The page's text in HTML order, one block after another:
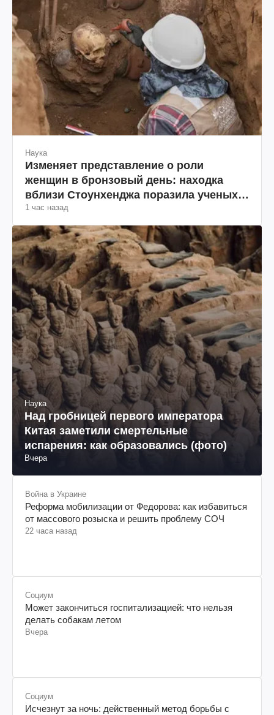
Наука
Изменяет представление о роли
женщин в бронзовый день: находка
вблизи Стоунхенджа поразила ученых
(фото)
1 час назад
Наука
Над гробницей первого императора
Китая заметили смертельные
испарения: как образовались (фото)
Вчера
Война в Украине
Реформа мобилизации от Федорова: как избавиться
от массового розыска и решить проблему СОЧ
22 часа назад
Социум
Может закончиться госпитализацией: что нельзя
делать собакам летом
Вчера
Социум
Исчезнут за ночь: действенный метод борьбы с